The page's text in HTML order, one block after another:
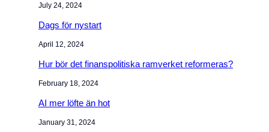
July 24, 2024
Dags för nystart
April 12, 2024
Hur bör det finanspolitiska ramverket reformeras?
February 18, 2024
AI mer löfte än hot
January 31, 2024